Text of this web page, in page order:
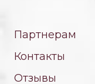
Партнерам
Контакты
Отзывы